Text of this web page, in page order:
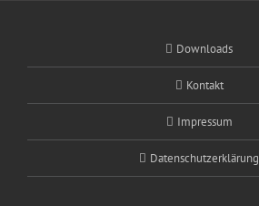
Downloads
Kontakt
Impressum
Datenschutzerklärung